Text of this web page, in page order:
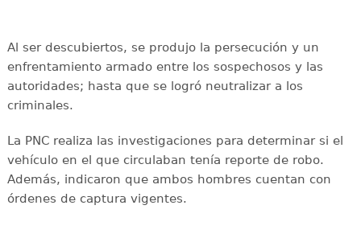
Al ser descubiertos, se produjo la persecución y un
enfrentamiento armado entre los sospechosos y las
autoridades; hasta que se logró neutralizar a los
criminales.
La PNC realiza las investigaciones para determinar si el
vehículo en el que circulaban tenía reporte de robo.
Además, indicaron que ambos hombres cuentan con
órdenes de captura vigentes.